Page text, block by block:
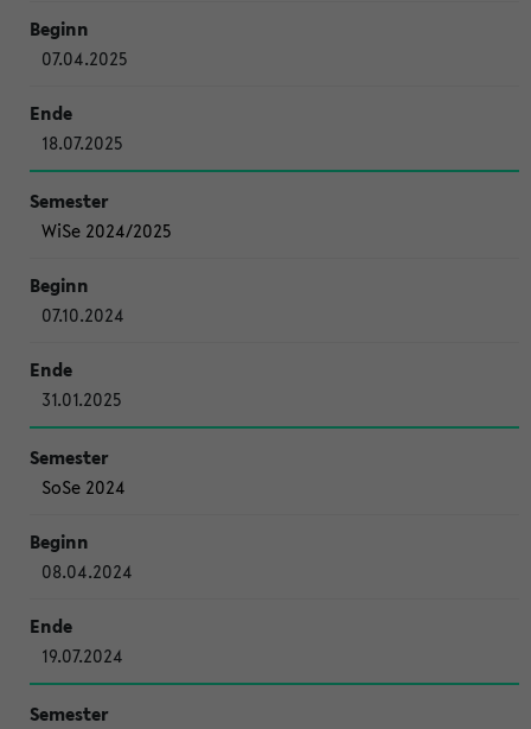
07.04.2025
18.07.2025
WiSe 2024/2025
07.10.2024
31.01.2025
SoSe 2024
08.04.2024
19.07.2024